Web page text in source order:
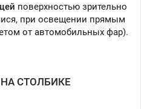
поверхностью зрительно
при освещении прямым
от автомобильных фар).
СТОЛБИКЕ